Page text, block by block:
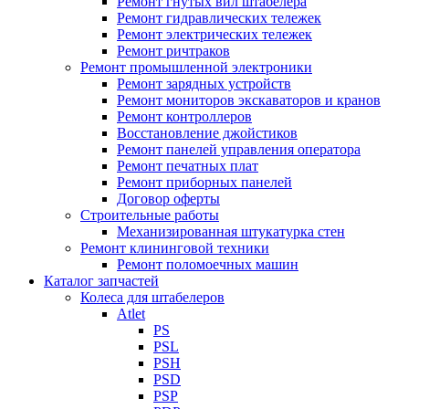
Ремонт гидравлических тележек
Ремонт электрических тележек
Ремонт ричтраков
Ремонт промышленной электроники
Ремонт зарядных устройств
Ремонт мониторов экскаваторов и кранов
Ремонт контроллеров
Восстановление джойстиков
Ремонт панелей управления оператора
Ремонт печатных плат
Ремонт приборных панелей
Договор оферты
Строительные работы
Механизированная штукатурка стен
Ремонт клининговой техники
Ремонт поломоечных машин
Каталог запчастей
Колеса для штабелеров
Atlet
PS
PSL
PSH
PSD
PSP